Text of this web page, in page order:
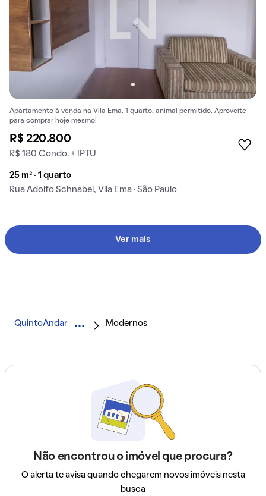
Apartamento à venda na Vila Ema. 1 quarto, animal permitido. Aproveite
para comprar hoje mesmo!
R$ 220.800
R$ 180 Condo. + IPTU
25 m² · 1 quarto
Rua Adolfo Schnabel, Vila Ema · São Paulo
Ver mais
QuintoAndar Modernos
Não encontrou o imóvel que procura?
O alerta te avisa quando chegarem novos imóveis nesta
busca